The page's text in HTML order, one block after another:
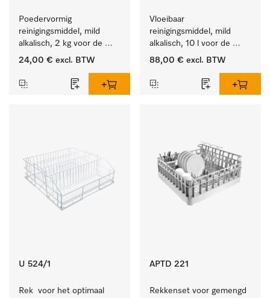
Poedervormig
reinigingsmiddel, mild
alkalisch, 2 kg voor de
reiniging van sterk
bestek en glazen.
24,00 € excl. BTW
Vloeibaar
reinigingsmiddel, mild
alkalisch, 10 l voor de
reiniging van lichte
bestek en glazen.
88,00 € excl. BTW
U 524/1
Rek  voor het optimaal
APTD 221
Rekkenset voor gemengd